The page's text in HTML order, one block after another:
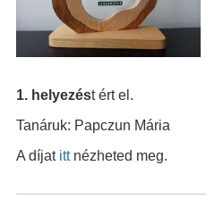
1. helyezést ért el.
Tanáruk: Papczun Mária
A díjat ittnézheted meg.